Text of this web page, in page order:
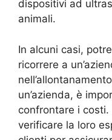
dispositivi ad
animali.
In alcuni casi,
ricorrere a
un’azienda, è
confrontare i
verificare la loro